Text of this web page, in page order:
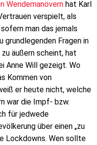
Wendemanövern hat Karl
verspielt, als
man das jemals
grundlegenden Fragen in
äußern scheint, hat
Anne Will gezeigt. Wo
Kommen von
er heute nicht, welche
war die Impf- bzw.
für jedwede
über einen „zu
Lockdowns. Wen sollte